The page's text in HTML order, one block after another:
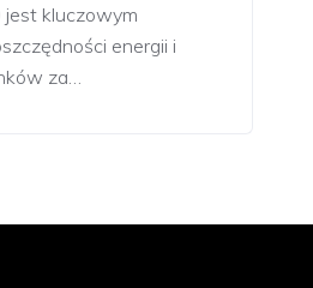
jest kluczowym
energii i
za…